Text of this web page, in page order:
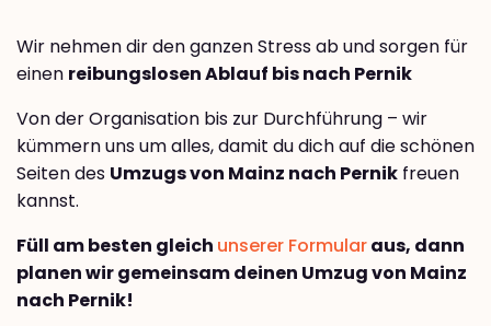
Wir nehmen dir den ganzen Stress ab und sorgen für
einen reibungslosen Ablauf bis nach Pernik
Von der Organisation bis zur Durchführung – wir
kümmern uns um alles, damit du dich auf die schönen
Seiten des Umzugs von Mainz nach Pernik freuen
kannst.
Füll am besten gleich unserer Formularaus, dann
planen wir gemeinsam deinen Umzug von Mainz
nach Pernik!